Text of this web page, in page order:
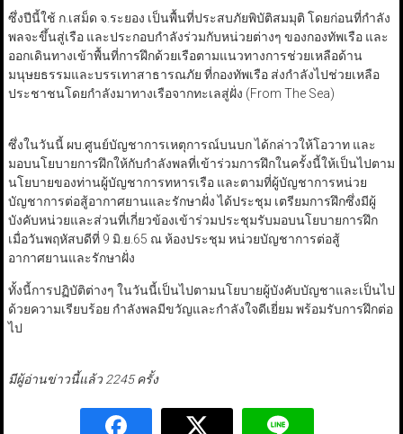
ซึ่งปีนี้ใช้ ก.เสม็ด จ.ระยอง เป็นพื้นที่ประสบภัยพิบัติสมมุติ โดยก่อนที่กำลัง
พลจะขึ้นสู่เรือ และประกอบกำลังร่วมกับหน่วยต่างๆ ของกองทัพเรือ และ
ออกเดินทางเข้าพื้นที่การฝึกด้วยเรือตามแนวทางการช่วยเหลือด้าน
มนุษยธรรมและบรรเทาสาธารณภัย ที่กองทัพเรือ ส่งกำลังไปช่วยเหลือ
ประชาชนโดยกำลังมาทางเรือจากทะเลสู่ฝั่ง (From The Sea)
ซึ่งในวันนี้ ผบ.ศูนย์บัญชาการเหตุการณ์บนบก ได้กล่าวให้โอวาท และ
มอบนโยบายการฝึกให้กับกำลังพลที่เข้าร่วมการฝึกในครั้งนี้ให้เป็นไปตาม
นโยบายของท่านผู้บัญชาการทหารเรือ และตามที่ผู้บัญชาการหน่วย
บัญชาการต่อสู้อากาศยานและรักษาฝั่ง ได้ประชุม เตรียมการฝึกซึ่งมีผู้
บังคับหน่วยและส่วนที่เกี่ยวข้องเข้าร่วมประชุมรับมอบนโยบายการฝึก
เมื่อวันพฤหัสบดีที่ 9 มิ.ย.65 ณ ห้องประชุม หน่วยบัญชาการต่อสู้
อากาศยานและรักษาฝั่ง
ทั้งนี้การปฏิบัติต่างๆ ในวันนี้เป็นไปตามนโยบายผู้บังคับบัญชาและเป็นไป
ด้วยความเรียบร้อย กำลังพลมีขวัญและกำลังใจดีเยี่ยม พร้อมรับการฝึกต่อ
ไป
มีผู้อ่านข่าวนี้แล้ว 2245 ครั้ง